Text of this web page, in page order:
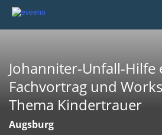
Johanniter-Unfall-Hilfe
Fachvortrag und
Thema Kindertrauer
Augsburg